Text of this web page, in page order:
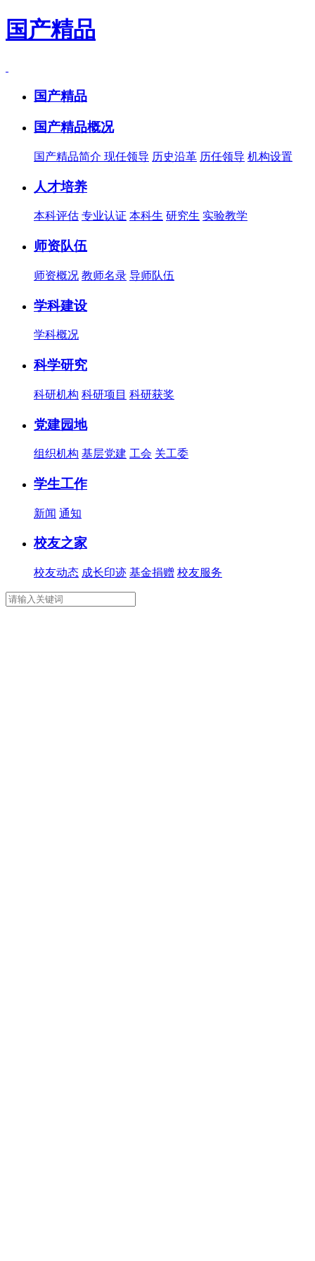
国产精品
国产精品
国产精品概况
国产精品简介 现任领导 历史沿革 历任领导 机构设置
人才培养
本科评估 专业认证 本科生 研究生 实验教学
师资队伍
师资概况 教师名录 导师队伍
学科建设
学科概况
科学研究
科研机构 科研项目 科研获奖
党建园地
组织机构 基层党建 工会 关工委
学生工作
新闻 通知
校友之家
校友动态 成长印迹 基金捐赠 校友服务